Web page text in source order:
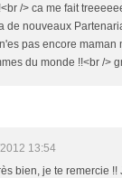
/> ca me fait
de nouveaux
pas encore maman
du monde !!<br />
13:54
bien, je te remercie